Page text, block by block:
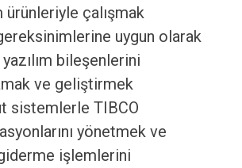
ürünleriyle çalışmak
uygun olarak
bileşenlerini
ve geliştirmek
sistemlerle TIBCO
yönetmek ve
işlemlerini